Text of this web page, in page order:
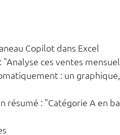
Copilot dans Excel
"Analyse ces ventes
: un
résumé : "Catégorie A en